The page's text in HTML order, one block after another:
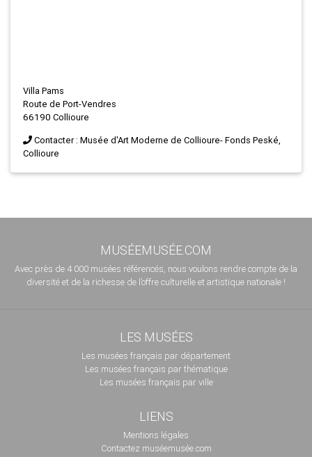
Villa Pams
Route de Port-Vendres
66190 Collioure
Contacter : Musée d'Art Moderne de Collioure- Fonds Peské,
Collioure
MUSÉEMUSÉE.COM
Avec près de 4 000 musées référencés, nous voulons rendre compte de la
diversité et de la richesse de l’offre culturelle et artistique nationale !
LES MUSÉES
Les musées français par département
Les musées français par thématique
Les musées français par ville
LIENS
Mentions légales
Contactez muséemusée.com